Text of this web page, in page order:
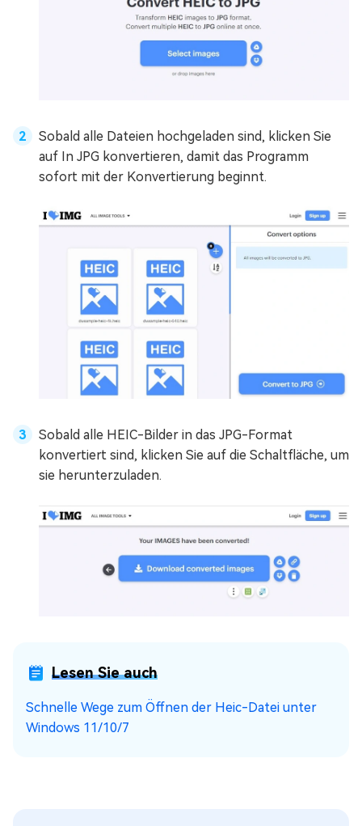
Sobald alle Dateien hochgeladen sind, klicken Sie
auf In JPG konvertieren, damit das Programm
sofort mit der Konvertierung beginnt.
Sobald alle HEIC-Bilder in das JPG-Format
konvertiert sind, klicken Sie auf die Schaltfläche, um
sie herunterzuladen.
Lesen Sie auch
Schnelle Wege zum Öffnen der Heic-Datei unter
Windows 11/10/7